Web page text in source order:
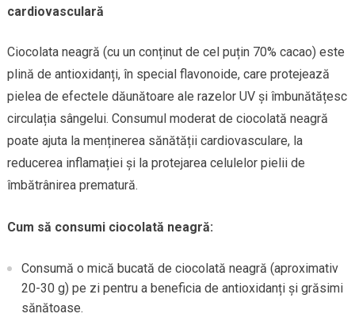
cardiovasculară
Ciocolata neagră (cu un conținut de cel puțin 70% cacao) este
plină de antioxidanți, în special flavonoide, care protejează
pielea de efectele dăunătoare ale razelor UV și îmbunătățesc
circulația sângelui. Consumul moderat de ciocolată neagră
poate ajuta la menținerea sănătății cardiovasculare, la
reducerea inflamației și la protejarea celulelor pielii de
îmbătrânirea prematură.
Cum să consumi ciocolată neagră:
Consumă o mică bucată de ciocolată neagră (aproximativ
20-30 g) pe zi pentru a beneficia de antioxidanți și grăsimi
sănătoase.